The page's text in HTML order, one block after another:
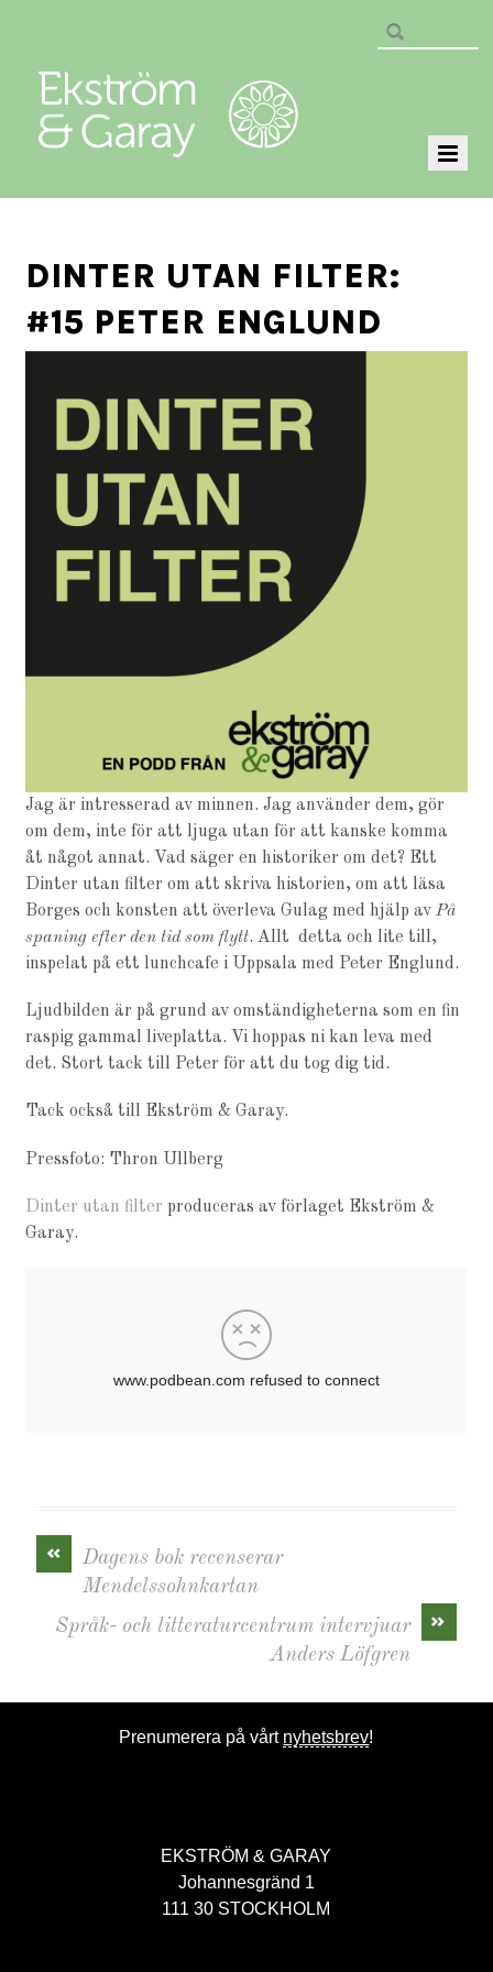
DINTER UTAN FILTER:
#15 PETER ENGLUND
Jag är intresserad av minnen. Jag använder dem, gör
om dem, inte för att ljuga utan för att kanske komma
åt något annat. Vad säger en historiker om det? Ett
Dinter utan filter om att skriva historien, om att läsa
Borges och konsten att överleva Gulag med hjälp avPå
spaning efter den tid som flytt. Allt detta och lite till,
inspelat på ett lunchcafe i Uppsala med Peter Englund.
Ljudbilden är på grund av omständigheterna som en fin
raspig gammal liveplatta. Vi hoppas ni kan leva med
det. Stort tack till Peter för att du tog dig tid.
Tack också till Ekström & Garay.
Pressfoto: Thron Ullberg
Dinter utan filter produceras av förlaget Ekström &
Garay.
«
Dagens bok recenserar
Mendelssohnkartan
»
Språk- och litteraturcentrum intervjuar
Anders Löfgren
Prenumerera på vårt nyhetsbrev!
EKSTRÖM & GARAY
Johannesgränd 1
111 30 STOCKHOLM